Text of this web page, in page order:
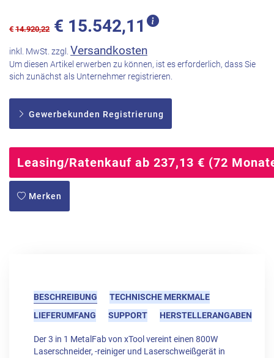
€ 14.920,22 € 15.542,11
inkl. MwSt. zzgl. Versandkosten
Um diesen Artikel erwerben zu können, ist es erforderlich, dass Sie
sich zunächst als Unternehmer registrieren.
Gewerbekunden Registrierung
Leasing/Ratenkauf ab 237,13 € (72
Merken
BESCHREIBUNG
TECHNISCHE MERKMALE
LIEFERUMFANG
SUPPORT HERSTELLERANGABEN
Der 3 in 1 MetalFab von xTool vereint einen 800W
Laserschneider, -reiniger und Laserschweißgerät in